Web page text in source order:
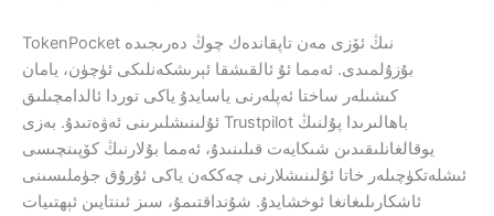
TokenPocket نىڭ ئۆزى مەن تاپقاندەك چوڭ دەرىجىدە
بۇزۇلمىدى. ئەمما ئۇ ئالقىشقا ئېرىشكەنلىكى ئۈچۈن، يامان
كىشىلەر ساختا ئەپلەرنى ياسايدۇ ياكى توردا ئالدامچىلىق
ئۇلىنىشلىرىنى ئەۋەتىدۇ. بەزى Trustpilot باھالىرىدا پۇلنىڭ
يوقالغانلىقىدىن شىكايەت قىلىنىدۇ، ئەمما بۇلارنىڭ كۆپىنچىسى
ئىشلەتكۈچىلەر خاتا ئۇلىنىشلارنى چەككەن ياكى ئۇرۇق جۈملىسىنى
ئاشكارىلىغانغا ئوخشايدۇ. شۇنداقتىمۇ، سىز ئىنتايىن ئېھتىيات